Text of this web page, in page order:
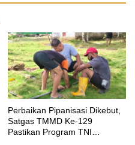
Perbaikan Pipanisasi Dikebut,
Satgas TMMD Ke-129
Pastikan Program TNI